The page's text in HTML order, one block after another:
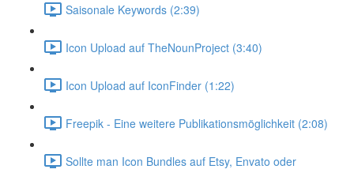
Saisonale Keywords (2:39)
Icon Upload auf TheNounProject (3:40)
Icon Upload auf IconFinder (1:22)
Freepik - Eine weitere Publikationsmöglichkeit (2:08)
Sollte man Icon Bundles auf Etsy, Envato oder